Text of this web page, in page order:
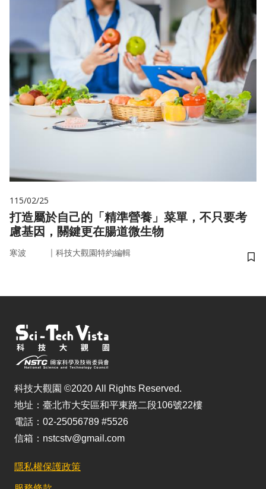
115/02/25
打造屬於自己的「精準營養」菜單，不只要考
慮基因，關鍵更在腸道微生物
寒波 ｜ 科技大觀園特約編輯
儲
科技大觀園 ©2020 All Rights Reserved.
地址：臺北市大安區和平東路二段106號22樓
電話：02-25056789 #5526
信箱：nstcstv@gmail.com
隱私權保護政策